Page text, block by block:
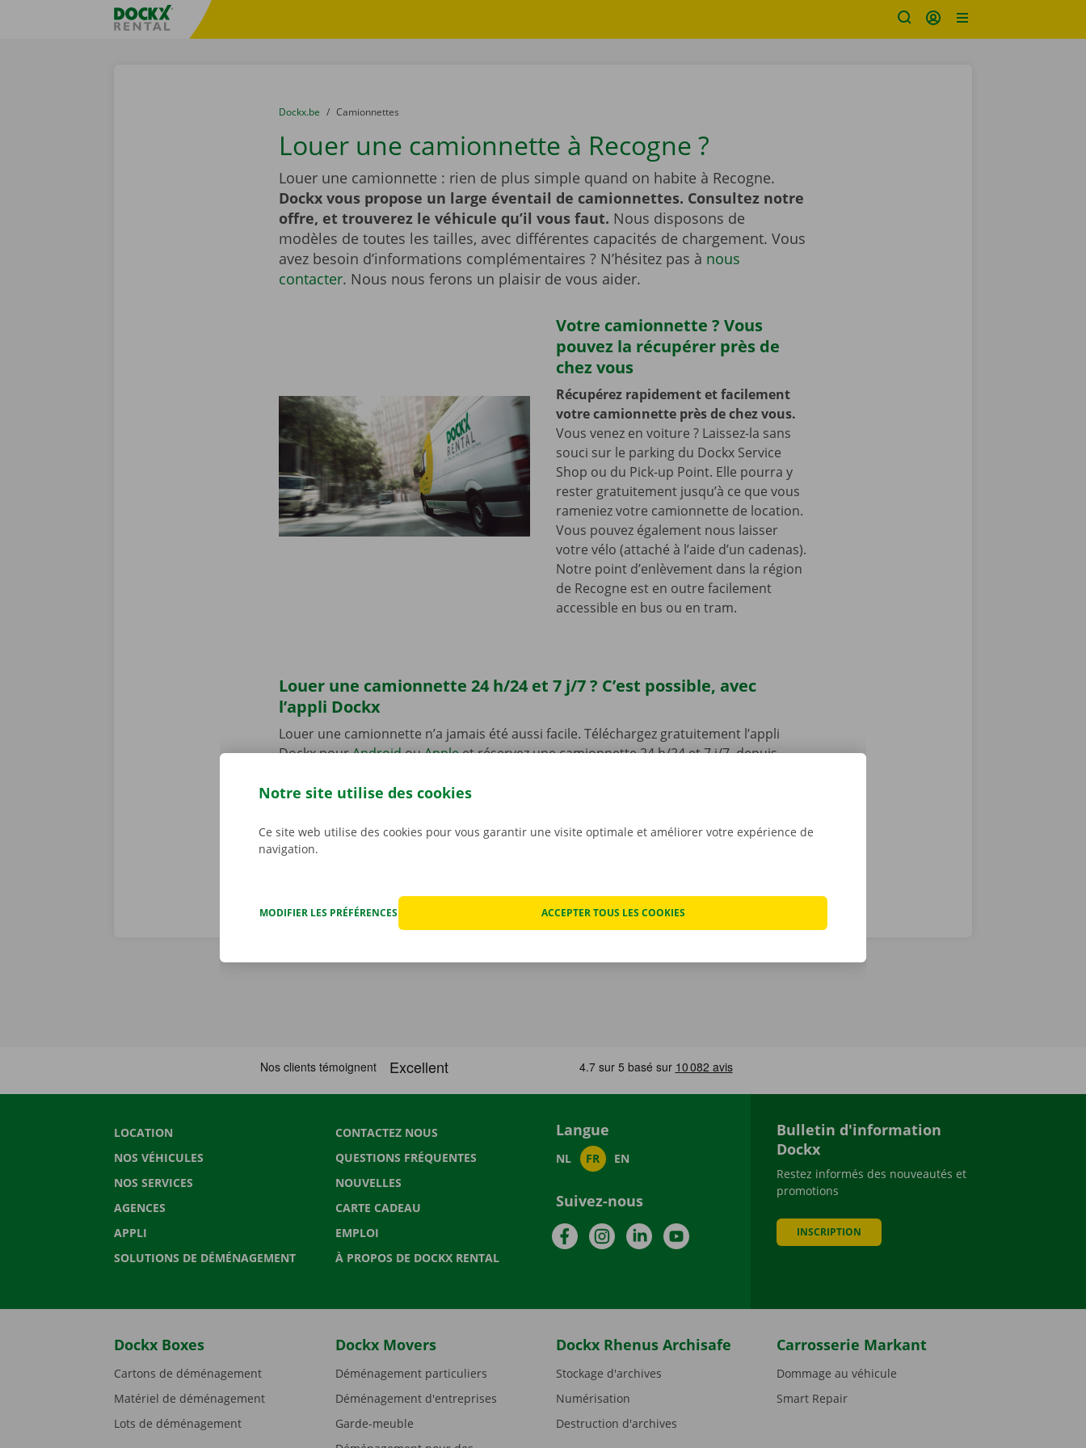
sitename
You are here:
du
Dockx.be to
Camionnettes
Louer une camionnette à Recogne ?
Louer une camionnette : rien de plus simple quand on habite à Recogne.
Dockx vous propose un large éventail de camionnettes. Consultez notre
offre, et trouverez le véhicule qu’il vous faut. Nous disposons de
modèles de toutes les tailles, avec différentes capacités de chargement. Vous
avez besoin d’informations complémentaires ? N’hésitez pas à nous
contacter. Nous nous ferons un plaisir de vous aider.
Votre camionnette ? Vous
pouvez la récupérer près de
chez vous
Récupérez rapidement et facilement
votre camionnette près de chez vous.
Vous venez en voiture ? Laissez-la sans
souci sur le parking du Dockx Service
Shop ou du Pick-up Point. Elle pourra y
rester gratuitement jusqu’à ce que vous
rameniez votre camionnette de location.
Vous pouvez également nous laisser
votre vélo (attaché à l’aide d’un cadenas).
Notre point d’enlèvement dans la région
de Recogne est en outre facilement
accessible en bus ou en tram.
Louer une camionnette 24 h/24 et 7 j/7 ? C’est possible, avec
l’appli Dockx
Louer une camionnette n’a jamais été aussi facile. Téléchargez gratuitement l’appli
Dockx pourAndroidouAppleet réservez une camionnette 24 h/24 et 7 j/7, depuis
mieux à votre situation. Payez via l’appli, et récupérez votre véhicule de location dans
LOCATION
NOS VÉHICULES
NOS SERVICES
AGENCES
APPLI
SOLUTIONS DE DÉMÉNAGEMENT
CONTACTEZ NOUS
QUESTIONS FRÉQUENTES
NOUVELLES
CARTE CADEAU
EMPLOI
À PROPOS DE DOCKX RENTAL
Langue
NL FR EN
Suivez-nous
FacebookInstagramLinkedInYouTube
Bulletin d'information
Dockx
Restez informés des nouveautés et
promotions
INSCRIPTION
Dockx Boxes
Cartons de déménagement
Matériel de déménagement
Lots de déménagement
Dockx Movers
Déménagement particuliers
Déménagement d'entreprises
Garde-meuble
Dockx Rhenus Archisafe
Stockage d'archives
Numérisation
Destruction d'archives
Carrosserie Markant
Dommage au véhicule
Smart Repair
Notre site utilise des cookies
Ce site web utilise des cookies pour vous garantir une visite optimale et améliorer votre expérience de
navigation.
MODIFIER LES PRÉFÉRENCES ACCEPTER TOUS LES COOKIES